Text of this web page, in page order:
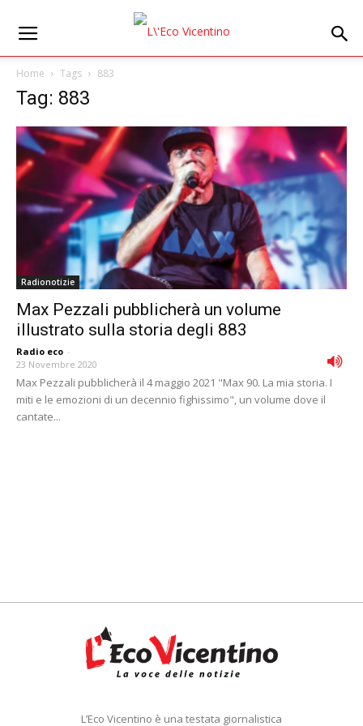
Home Tags 883
Tag: 883
Radionotizie
Max Pezzali pubblicherà un volume
illustrato sulla storia degli 883
Radio eco -
23 Novembre 2020
Max Pezzali pubblicherà il 4 maggio 2021 "Max 90. La mia storia. I
miti e le emozioni di un decennio fighissimo", un volume dove il
cantate...
L’Eco Vicentino è una testata giornalistica